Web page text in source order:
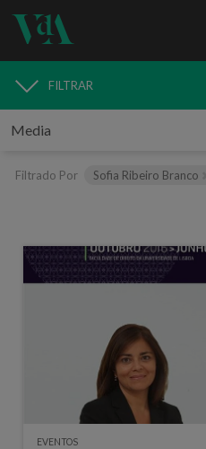
MEDIA
FILTRAR
Filtrado Por Sofia Ribeiro Branco
EVENTOS